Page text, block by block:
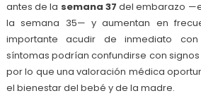
antes de la semana 37del embarazo
la semana 35— y aumentan en
importante acudir de inmediato
síntomas podrían confundirse con
por lo que una valoración médica
el bienestar del bebé y de la madre.